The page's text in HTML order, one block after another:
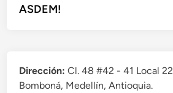
ASDEM!
Dirección:Cl. 48 #42 - 41 Local
Bomboná, Medellín, Antioquia.